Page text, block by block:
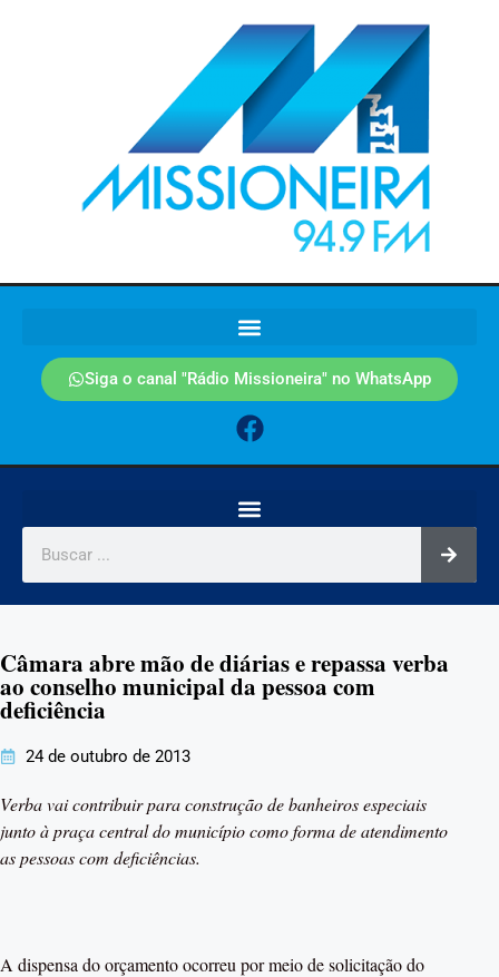
Siga o canal "Rádio Missioneira" no WhatsApp
Câmara abre mão de diárias e repassa verba
ao conselho municipal da pessoa com
deficiência
24 de outubro de 2013
Verba vai contribuir para construção de banheiros especiais
junto à praça central do município como forma de atendimento
as pessoas com deficiências.
A dispensa do orçamento ocorreu por meio de solicitação do